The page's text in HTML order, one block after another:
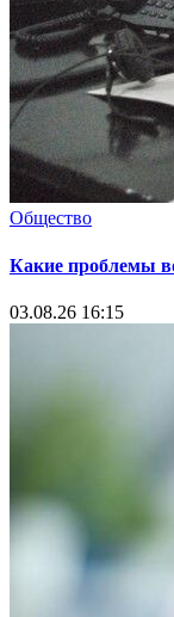
Общество
Какие проблемы
03.08.26 16:15